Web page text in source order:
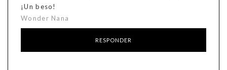
¡Un beso!
Wonder Nana
RESPONDER